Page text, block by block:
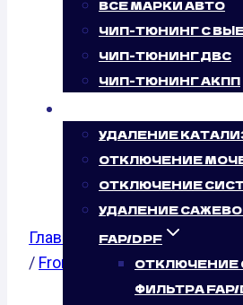
ВСЕ МАРКИ АВТО
ЧИП-ТЮНИНГ С
ЧИП-ТЮНИНГ ДВС
ЧИП-ТЮНИНГ АКПП
УДАЛЕНИЕ
ОТКЛЮЧЕНИЕ
ОТКЛЮЧЕНИЕ
УДАЛЕНИЕ
FAP/DPF
ОТКЛЮЧЕНИЕ
ФИЛЬТРА FAP/
OPEL
(205 Л.С.)
Главная /Калибровка
/ Frontera / 3.2